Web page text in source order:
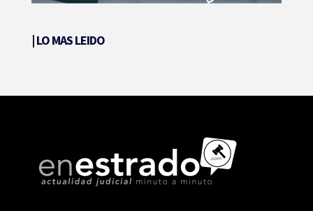
|LO MAS LEIDO